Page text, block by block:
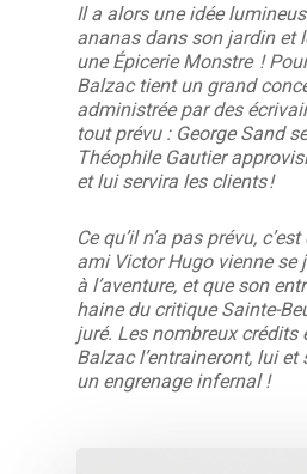
Il a alors une idée
ananas dans son jardin et
une Épicerie Monstre !
Balzac tient un grand
administrée par des
tout prévu : George Sand
Théophile Gautier
et lui servira les clients !
Ce qu’il n’a pas prévu,
ami Victor Hugo vienne se
à l’aventure, et que son
haine du critique Sainte-
juré. Les nombreux crédits
Balzac l’entraineront, lui et
un engrenage infernal !